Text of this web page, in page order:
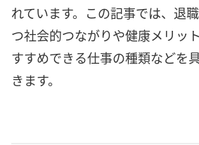
れています。この記事では、退
つ社会的つながりや健康メリッ
すすめできる仕事の種類などを
きます。